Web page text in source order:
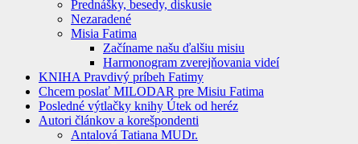
Prednášky, besedy, diskusie
Nezaradené
Misia Fatima
Začíname našu ďalšiu misiu
Harmonogram zverejňovania videí
KNIHA Pravdivý príbeh Fatimy
Chcem poslať MILODAR pre Misiu Fatima
Posledné výtlačky knihy Útek od heréz
Autori článkov a korešpondenti
Antalová Tatiana MUDr.